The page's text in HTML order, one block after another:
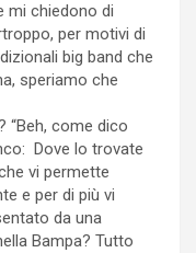
mi chiedono di
per motivi di
big band che
speriamo che
“Beh, come dico
Dove lo trovate
vi permette
e per di più vi
da una
Bampa? Tutto